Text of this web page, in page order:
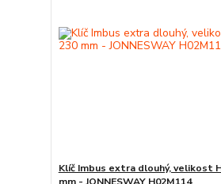
Klíč Imbus extra dlouhý, velikost